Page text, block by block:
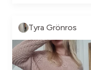
Tyra Grönros